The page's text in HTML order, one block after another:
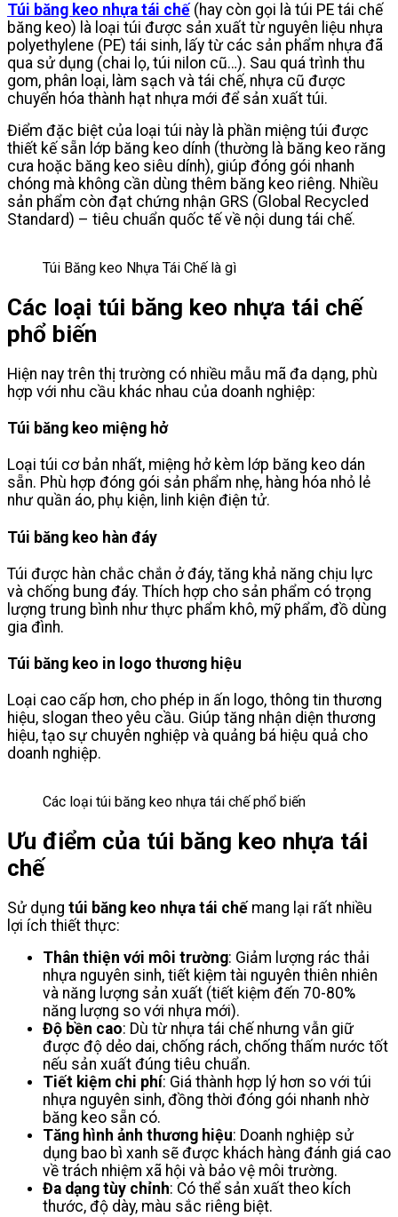
Túi băng keo nhựa tái chế (hay còn gọi là túi PE tái chế
băng keo) là loại túi được sản xuất từ nguyên liệu nhựa
polyethylene (PE) tái sinh, lấy từ các sản phẩm nhựa đã
qua sử dụng (chai lọ, túi nilon cũ…). Sau quá trình thu
gom, phân loại, làm sạch và tái chế, nhựa cũ được
chuyển hóa thành hạt nhựa mới để sản xuất túi.
Điểm đặc biệt của loại túi này là phần miệng túi được
thiết kế sẵn lớp băng keo dính (thường là băng keo răng
cưa hoặc băng keo siêu dính), giúp đóng gói nhanh
chóng mà không cần dùng thêm băng keo riêng. Nhiều
sản phẩm còn đạt chứng nhận GRS (Global Recycled
Standard) – tiêu chuẩn quốc tế về nội dung tái chế.
Túi Băng keo Nhựa Tái Chế là gì
Các loại túi băng keo nhựa tái chế
phổ biến
Hiện nay trên thị trường có nhiều mẫu mã đa dạng, phù
hợp với nhu cầu khác nhau của doanh nghiệp:
Túi băng keo miệng hở
Loại túi cơ bản nhất, miệng hở kèm lớp băng keo dán
sẵn. Phù hợp đóng gói sản phẩm nhẹ, hàng hóa nhỏ lẻ
như quần áo, phụ kiện, linh kiện điện tử.
Túi băng keo hàn đáy
Túi được hàn chắc chắn ở đáy, tăng khả năng chịu lực
và chống bung đáy. Thích hợp cho sản phẩm có trọng
lượng trung bình như thực phẩm khô, mỹ phẩm, đồ dùng
gia đình.
Túi băng keo in logo thương hiệu
Loại cao cấp hơn, cho phép in ấn logo, thông tin thương
hiệu, slogan theo yêu cầu. Giúp tăng nhận diện thương
hiệu, tạo sự chuyên nghiệp và quảng bá hiệu quả cho
doanh nghiệp.
Các loại túi băng keo nhựa tái chế phổ biến
Ưu điểm của túi băng keo nhựa tái
chế
Sử dụng túi băng keo nhựa tái chế mang lại rất nhiều
lợi ích thiết thực:
Thân thiện với môi trường: Giảm lượng rác thải
nhựa nguyên sinh, tiết kiệm tài nguyên thiên nhiên
và năng lượng sản xuất (tiết kiệm đến 70-80%
năng lượng so với nhựa mới).
Độ bền cao: Dù từ nhựa tái chế nhưng vẫn giữ
được độ dẻo dai, chống rách, chống thấm nước tốt
nếu sản xuất đúng tiêu chuẩn.
Tiết kiệm chi phí: Giá thành hợp lý hơn so với túi
nhựa nguyên sinh, đồng thời đóng gói nhanh nhờ
băng keo sẵn có.
Tăng hình ảnh thương hiệu: Doanh nghiệp sử
dụng bao bì xanh sẽ được khách hàng đánh giá cao
về trách nhiệm xã hội và bảo vệ môi trường.
Đa dạng tùy chỉnh: Có thể sản xuất theo kích
thước, độ dày, màu sắc riêng biệt.